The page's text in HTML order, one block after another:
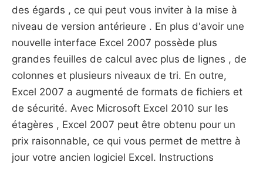
des égards , ce qui peut vous inviter à la mise à
niveau de version antérieure . En plus d'avoir une
nouvelle interface Excel 2007 possède plus
grandes feuilles de calcul avec plus de lignes , de
colonnes et plusieurs niveaux de tri. En outre,
Excel 2007 a ​​augmenté de formats de fichiers et
de sécurité. Avec Microsoft Excel 2010 sur les
étagères , Excel 2007 peut être obtenu pour un
prix raisonnable, ce qui vous permet de mettre à
jour votre ancien logiciel Excel. Instructions